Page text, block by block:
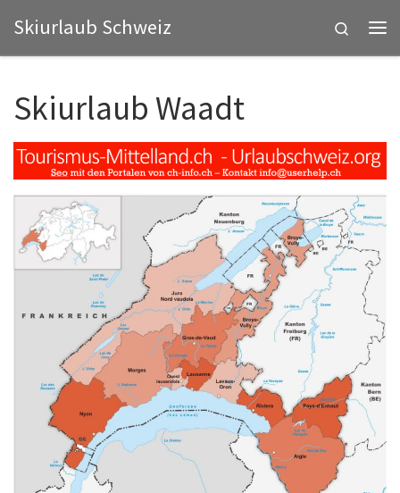
Zum Inhalt springen
Skiurlaub Schweiz
Search
Skiurlaub Waadt